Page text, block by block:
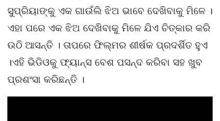
ସୁପ୍ରିୟାଙ୍କୁ ଏକ ଗାଉଁଲି ଝିଅ ଭାବେ ଦେଖିବାକୁ ମିଳେ ।
ଏହା ପରେ ଏକ ଝିଅ ଦେଖିବାକୁ ମିଳେ ଯିଏ ଚିତ୍କାର କରି
ଉଠି ଆସନ୍ତି । ତାପରେ ଫିଲ୍ମର ଶୀର୍ଷକ ପ୍ରଦର୍ଶିତ ହୁଏ
।ଏହି ଭିଡିଓକୁ ଫ୍ୟାନ୍ସ ବେଶ ପସନ୍ଦ କରିବା ସହ ଖୁବ
ପ୍ରଶଂସା କରିଛନ୍ତି ।